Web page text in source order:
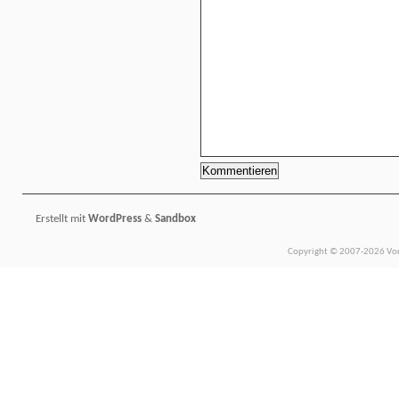
Erstellt mit WordPress & Sandbox
Copyright © 2007-2026